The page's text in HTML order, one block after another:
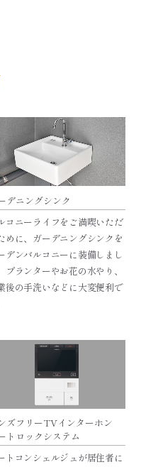
デニングシンク
コニーライフをご満喫いただ
めに、ガーデニングシンクを
デンバルコニーに装備しまし
プランターやお花の水やり、
後の手洗いなどに大変便利で
ズフリーTVインターホン
トロックシステム
トコンシェルジュが居住者に